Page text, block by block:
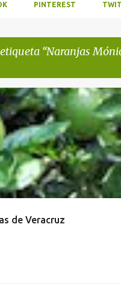
PINTEREST
Naranjas
de Veracruz
FRUTAS DE VERACRUZ JOSÉ LUIS
PLÁTANOS PLÁTANOS